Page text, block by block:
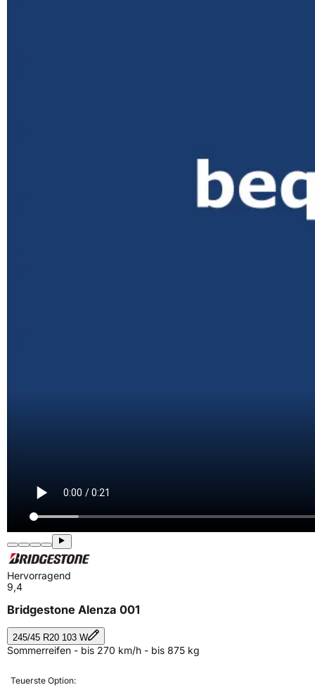
Hervorragend
9,4
Bridgestone Alenza 001
245/45 R20 103 W
Sommerreifen - bis 270 km/h - bis 875 kg
Teuerste Option: